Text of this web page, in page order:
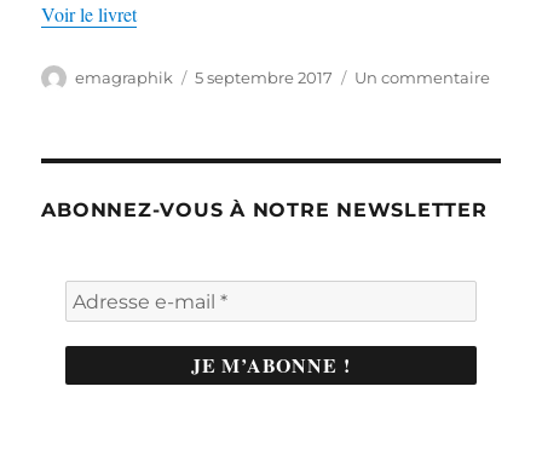
Voir le livret
Auteur
emagraphik
Publié
5 septembre 2017 Un commentaire
ABONNEZ-VOUS À NOTRE NEWSLETTER